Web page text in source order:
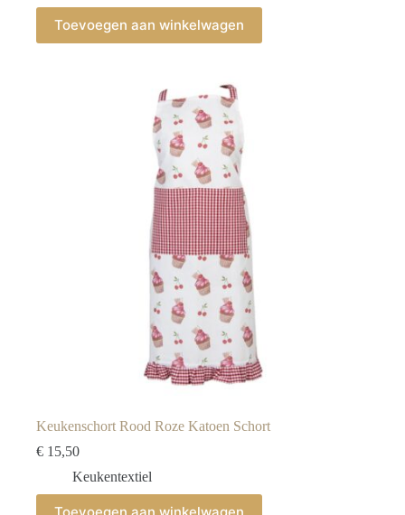
Toevoegen aan winkelwagen
Keukenschort Rood Roze Katoen Schort
€ 15,50
Keukentextiel